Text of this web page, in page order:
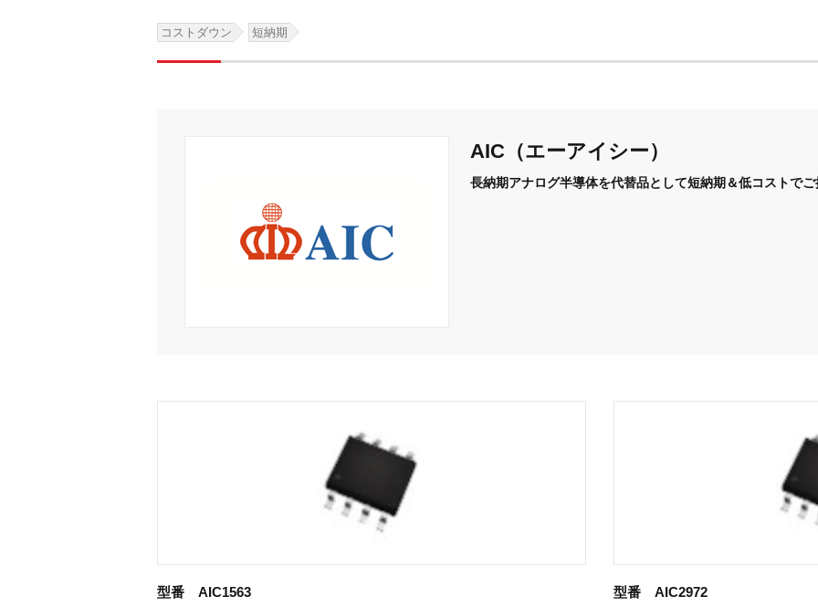
コストダウン 短納期
AIC（エーアイシー）
長納期アナログ半導体を代替品として短納期＆低コストで
型番 AIC1563 型番 AIC2972